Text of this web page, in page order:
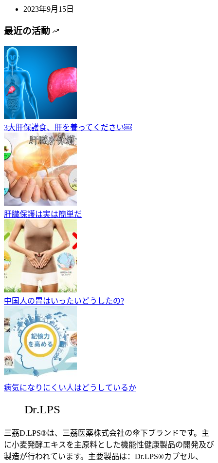
2023年9月15日
最近の活動
3大肝保護食、肝を養ってください￼
肝臓保護は実は簡単だ
中国人の胃はいったいどうしたの?
病気になりにくい人はどうしているか
三茘D.LPS®は、三茘医薬株式会社の傘下ブランドです。主
に小麦発酵エキスを主原料とした機能性健康製品の開発及び
製造が行われています。主要製品は：Dr.LPS®カプセル、